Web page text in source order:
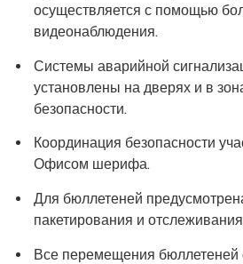
осуществляется с помощью
видеонаблюдения.
Системы аварийной
установлены на дверях и в
безопасности.
Координация безопасности
Офисом шерифа.
Для бюллетеней
пакетирования и
Все перемещения бюллетеней